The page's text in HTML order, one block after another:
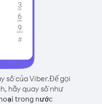
số của Viber.Để gọi
hãy quay số như
trong nước